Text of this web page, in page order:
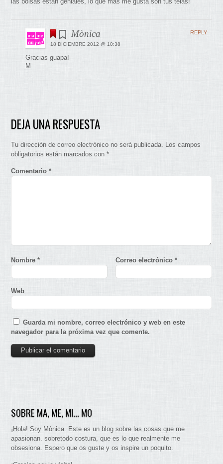
Mònica
18 DICIEMBRE 2012 @ 10:38
Gracias guapa!
M
REPLY
DEJA UNA RESPUESTA
Tu dirección de correo electrónico no será publicada. Los campos
obligatorios están marcados con*
Comentario*
Nombre* Correo electrónico*
Web
Guarda mi nombre, correo electrónico y web en este
navegador para la próxima vez que comente.
SOBRE MA, ME, MI… MO
¡Hola! Soy Mònica. Este es un blog sobre las cosas que me
apasionan. sobretodo costura, que es lo que realmente me
obsesiona. Espero que os guste y os inspire un poquito.